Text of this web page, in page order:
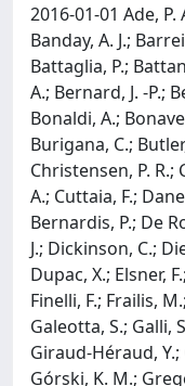
2016-01-01 Ade, P.
Banday, A. J.;
Battaglia, P.;
A.; Bernard, J. -P.;
Bonaldi, A.;
Burigana, C.;
Christensen, P. R.;
A.; Cuttaia, F.;
Bernardis, P.; De
J.; Dickinson, C.;
Dupac, X.; Elsner,
Finelli, F.; Frailis,
Galeotta, S.; Galli,
Giraud-Héraud, Y.;
Górski, K. M.;